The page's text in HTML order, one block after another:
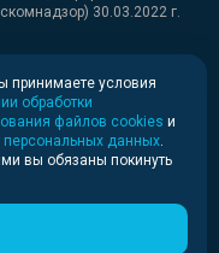
30.03.2022 г.
«Медиапалуба»
принимаете условия
обработки
файлов cookies и
персональных данных
вы обязаны покинуть